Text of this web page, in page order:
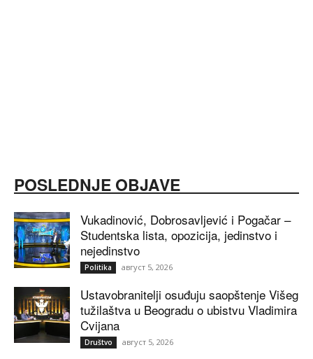
POSLEDNJE OBJAVE
Vukadinović, Dobrosavljević i Pogačar –
Studentska lista, opozicija, jedinstvo i
nejedinstvo
Politika август 5, 2026
Ustavobranitelji osuđuju saopštenje Višeg
tužilaštva u Beogradu o ubistvu Vladimira
Cvijana
Društvo август 5, 2026